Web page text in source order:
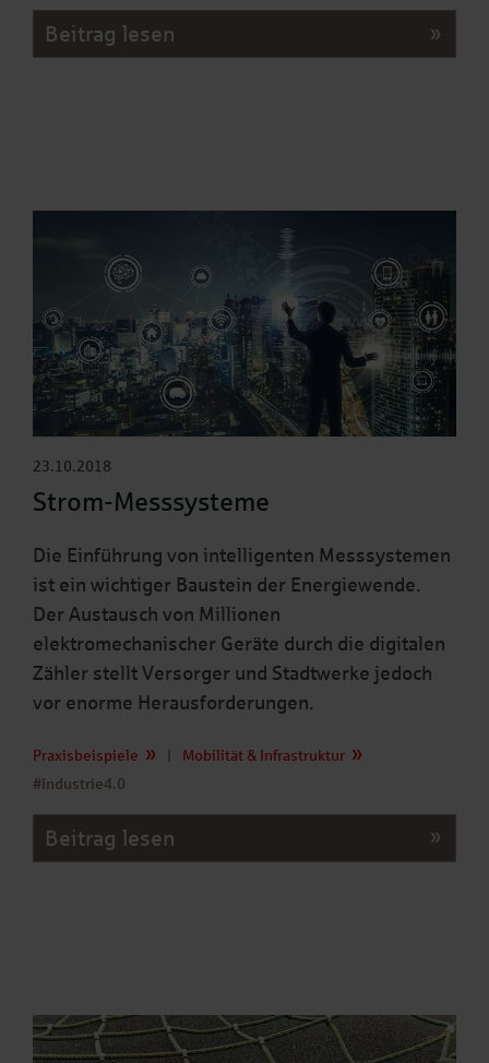
Beitrag lesen
23.10.2018
Strom-Messsysteme
Die Einführung von intelligenten Messsystemen
ist ein wichtiger Baustein der Energiewende.
Der Austausch von Millionen
elektromechanischer Geräte durch die digitalen
Zähler stellt Versorger und Stadtwerke jedoch
vor enorme Herausforderungen.
Praxisbeispiele
Mobilität & Infrastruktur
#Industrie4.0
Beitrag lesen